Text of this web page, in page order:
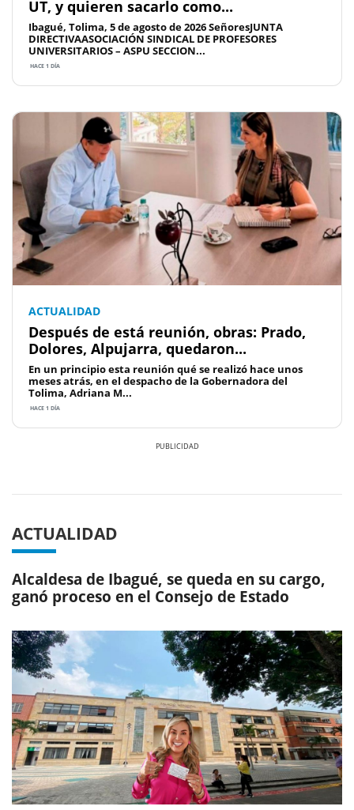
UT, y quieren sacarlo como...
Ibagué, Tolima, 5 de agosto de 2026 SeñoresJUNTA
DIRECTIVAASOCIACIÓN SINDICAL DE PROFESORES
UNIVERSITARIOS – ASPU SECCION...
HACE 1 DÍA
ACTUALIDAD
Después de está reunión, obras: Prado,
Dolores, Alpujarra, quedaron...
En un principio esta reunión qué se realizó hace unos
meses atrás, en el despacho de la Gobernadora del
Tolima, Adriana M...
HACE 1 DÍA
ACTUALIDAD
Alcaldesa de Ibagué, se queda en su cargo,
ganó proceso en el Consejo de Estado